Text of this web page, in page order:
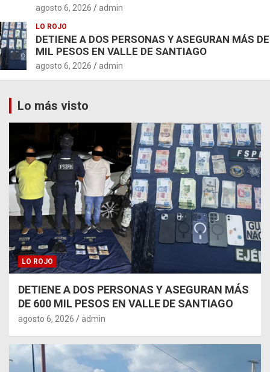
agosto 6, 2026 admin
LO ROJO
DETIENE A DOS PERSONAS Y ASEGURAN MÁS
MIL PESOS EN VALLE DE SANTIAGO
agosto 6, 2026 admin
Lo más visto
LO ROJO
DETIENE A DOS PERSONAS Y ASEGURAN MÁS
DE 600 MIL PESOS EN VALLE DE SANTIAGO
agosto 6, 2026 admin